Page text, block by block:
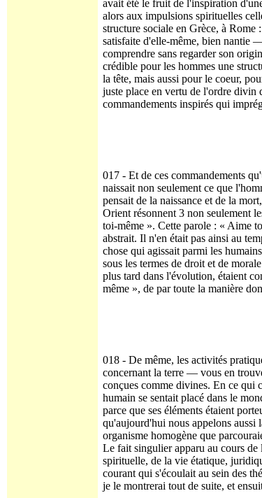
avait été le fruit de l'inspiration
alors aux impulsions spirituelles
structure sociale en Grèce, à Rome
satisfaite d'elle-même, bien nantie
comprendre sans regarder son
crédible pour les hommes une
la tête, mais aussi pour le coeur,
juste place en vertu de l'ordre divin
commandements inspirés qui
017 - Et de ces commandements
naissait non seulement ce que
pensait de la naissance et de la
Orient résonnent 3 non seulement
toi-même ». Cette parole : « Aime
abstrait. Il n'en était pas ainsi au
chose qui agissait parmi les
sous les termes de droit et de
plus tard dans l'évolution, étaient
même », de par toute la manière
018 - De même, les activités
concernant la terre — vous en
conçues comme divines. En ce qui
humain se sentait placé dans le
parce que ses éléments étaient
qu'au­jourd'hui nous appelons aussi
organisme homogène que
Le fait singulier apparu au cours
spirituelle, de la vie étatique,
courant qui s'écoulait au sein des
je le montrerai tout de suite, et